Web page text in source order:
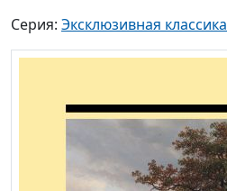
Серия: Эксклюзивная классика